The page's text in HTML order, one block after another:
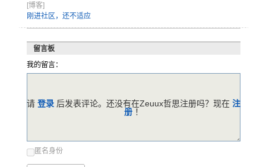
[博客]
刚进社区，还不适应
留言板
我的留言：
匿名身份
请 登录 后发表评论。还没有在Zeuux哲思注册吗？现在 注
册 ！